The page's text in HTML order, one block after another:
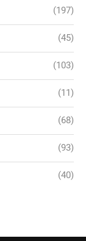
(197)
(45)
(103)
(11)
(68)
(93)
(40)